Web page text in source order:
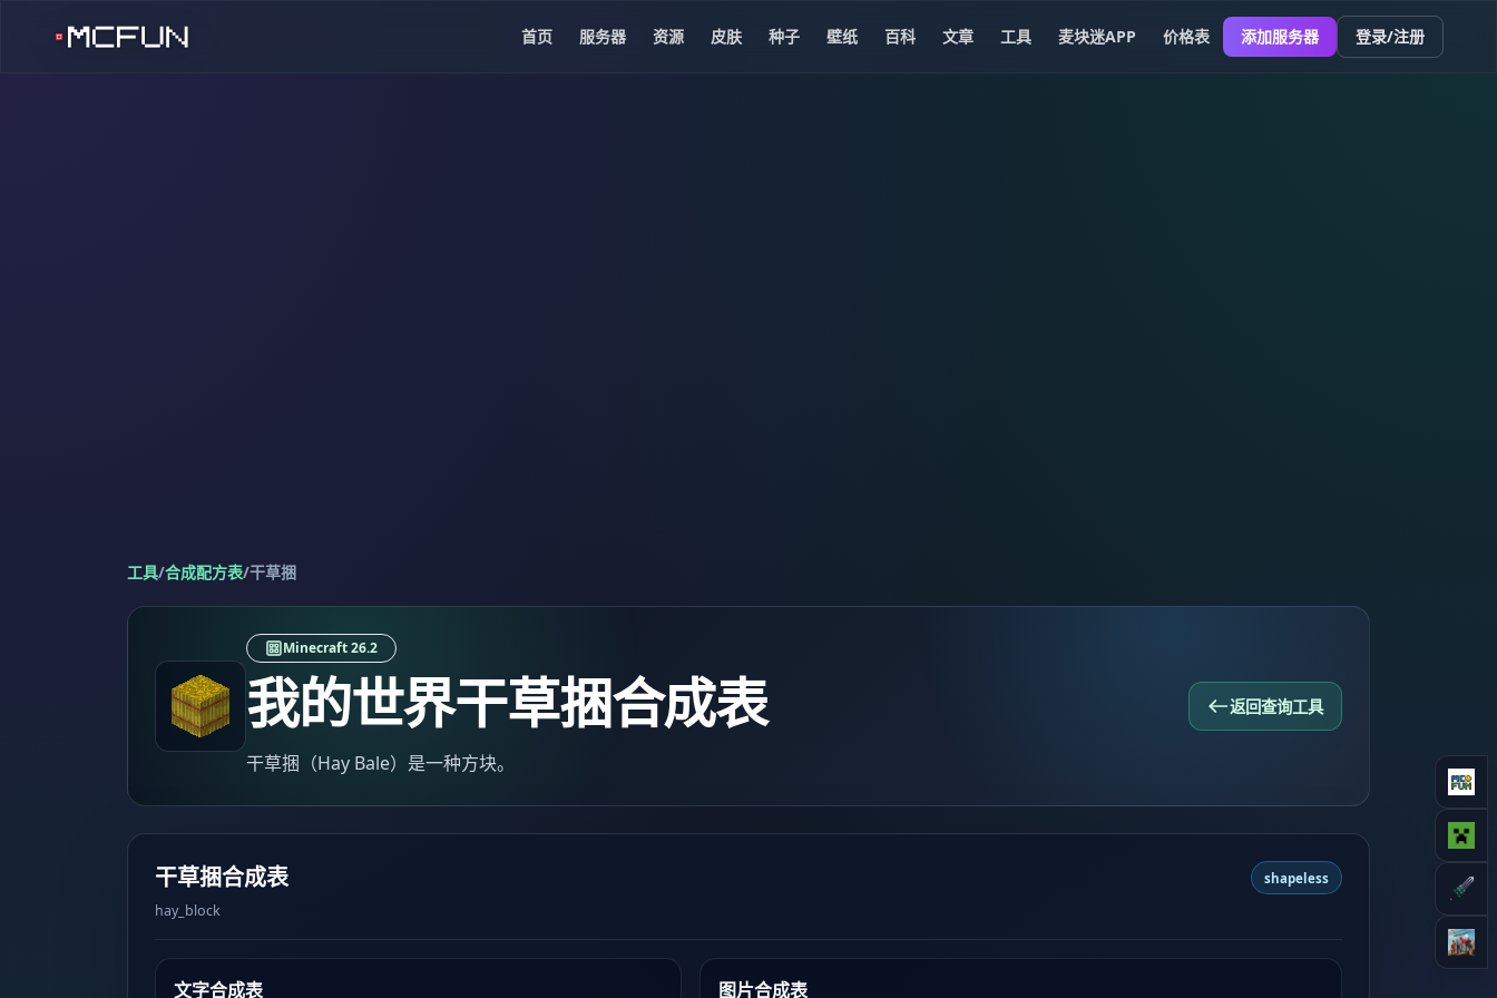
首页 服务器 资源 皮肤 种子 壁纸 百科 文章 工具 麦块迷APP 价格表 添加服务器 登录/注册
工具/合成配方表/干草捆
Minecraft 26.2
我的世界干草捆合成表
干草捆（Hay Bale）是一种方块。
返回查询工具
干草捆合成表
hay_block
shapeless
文字合成表 图片合成表